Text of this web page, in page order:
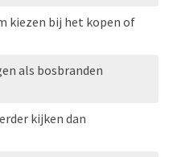
kiezen bij het kopen of
als bosbranden
kijken dan